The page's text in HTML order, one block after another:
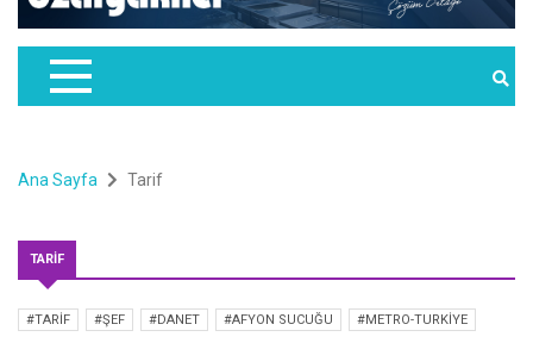
Ana Sayfa Tarif
TARIF
#TARIF #ŞEF #DANET #AFYON SUCUĞU #METRO-TURKIYE